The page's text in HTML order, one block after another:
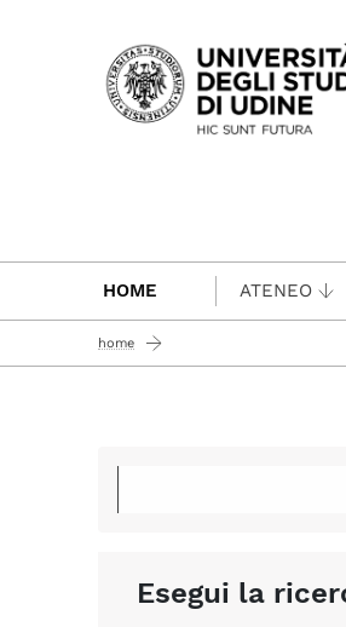
Passa al contenuto
HOME ATENEO
home
Esegui la